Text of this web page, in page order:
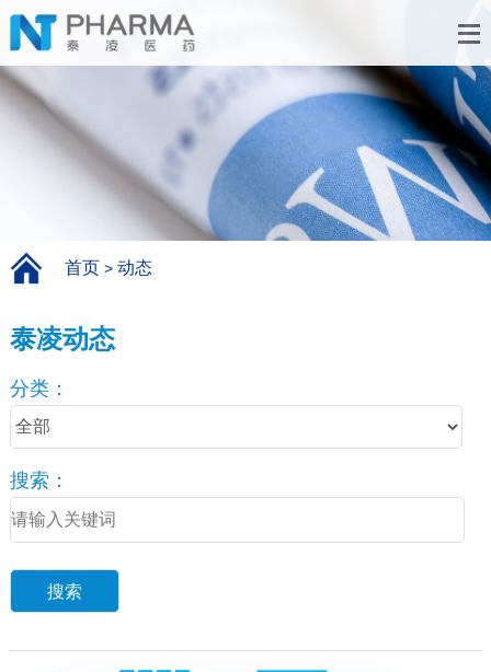
首页 > 动态
泰凌动态
分类：
搜索：